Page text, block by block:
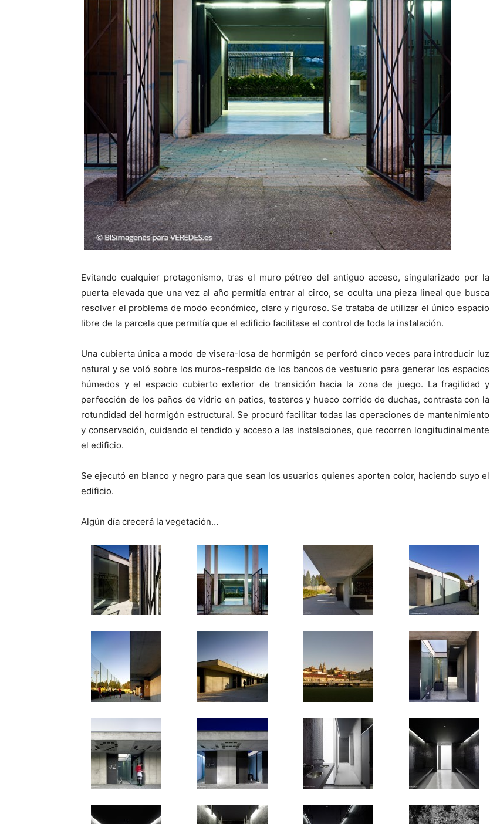
Evitando cualquier protagonismo, tras el muro pétreo del antiguo acceso, singularizado por la
puerta elevada que una vez al año permitía entrar al circo, se oculta una pieza lineal que busca
resolver el problema de modo económico, claro y riguroso. Se trataba de utilizar el único espacio
libre de la parcela que permitía que el edificio facilitase el control de toda la instalación.
Una cubierta única a modo de visera-losa de hormigón se perforó cinco veces para introducir luz
natural y se voló sobre los muros-respaldo de los bancos de vestuario para generar los espacios
húmedos y el espacio cubierto exterior de transición hacia la zona de juego. La fragilidad y
perfección de los paños de vidrio en patios, testeros y hueco corrido de duchas, contrasta con la
rotundidad del hormigón estructural. Se procuró facilitar todas las operaciones de mantenimiento
y conservación, cuidando el tendido y acceso a las instalaciones, que recorren longitudinalmente
el edificio.
Se ejecutó en blanco y negro para que sean los usuarios quienes aporten color, haciendo suyo el
edificio.
Algún día crecerá la vegetación…